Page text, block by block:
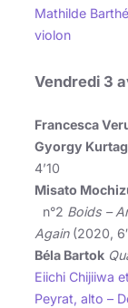
Mathilde
violon
Vendredi 3
Francesca
Gyorgy Kurtag
4’10
Misato
n°2 Boids –
Again(2020,
Béla Bartok
Eiichi Chijiiwa
Peyrat, alto –